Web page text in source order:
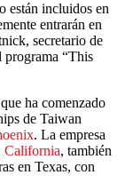
están incluidos en
entrarán en
secretario de
programa “This
ha comenzado
de Taiwan
. La empresa
California, también
en Texas, con